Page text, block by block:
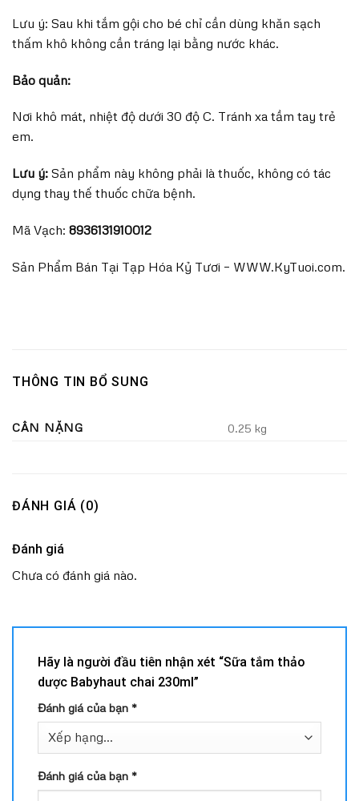
Lưu ý: Sau khi tắm gội cho bé chỉ cần dùng khăn sạch
thấm khô không cần tráng lại bằng nước khác.
Bảo quản:
Nơi khô mát, nhiệt độ dưới 30 độ C. Tránh xa tầm tay trẻ
em.
Lưu ý: Sản phẩm này không phải là thuốc, không có tác
dụng thay thế thuốc chữa bệnh.
Mã Vạch: 8936131910012
Sản Phẩm Bán Tại Tạp Hóa Kỷ Tươi – WWW.KyTuoi.com.
THÔNG TIN BỔ SUNG
CÂN NẶNG 0.25 kg
ĐÁNH GIÁ (0)
Đánh giá
Chưa có đánh giá nào.
Hãy là người đầu tiên nhận xét “Sữa tắm thảo
dược Babyhaut chai 230ml”
Đánh giá của bạn *
Đánh giá của bạn *